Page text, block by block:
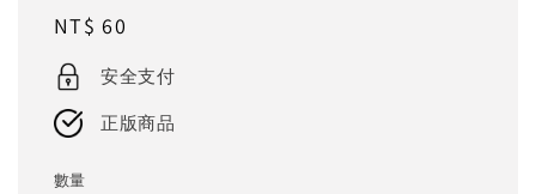
Regular
price
NT$ 60
安全支付
正版商品
數量